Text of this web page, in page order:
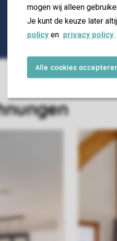
mogen wij alleen
Je kunt de keuze later
policy en privacy policy.
Alle cookies